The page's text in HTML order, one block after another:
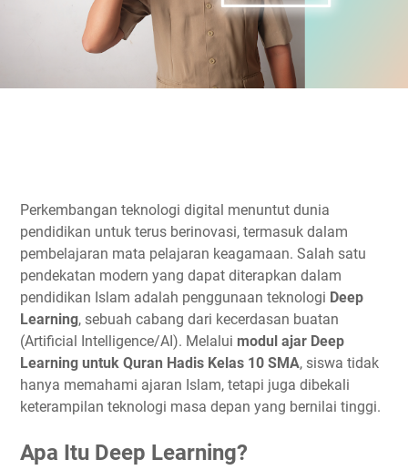
Perkembangan teknologi digital menuntut dunia
pendidikan untuk terus berinovasi, termasuk dalam
pembelajaran mata pelajaran keagamaan. Salah satu
pendekatan modern yang dapat diterapkan dalam
pendidikan Islam adalah penggunaan teknologi Deep
Learning, sebuah cabang dari kecerdasan buatan
(Artificial Intelligence/AI). Melalui modul ajar Deep
Learning untuk Quran Hadis Kelas 10 SMA, siswa tidak
hanya memahami ajaran Islam, tetapi juga dibekali
keterampilan teknologi masa depan yang bernilai tinggi.
Apa Itu Deep Learning?